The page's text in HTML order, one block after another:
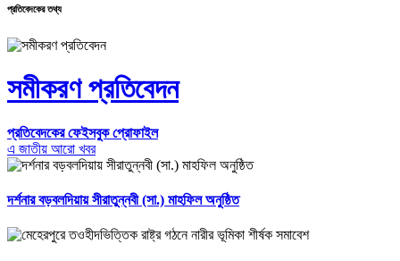
প্রতিবেদকের তথ্য
সমীকরণ প্রতিবেদন
প্রতিবেদকের ফেইসবুক প্রোফাইল
এ জাতীয় আরো খবর
দর্শনার বড়বলদিয়ায় সীরাতুন্নবী (সা.) মাহফিল অনুষ্ঠিত